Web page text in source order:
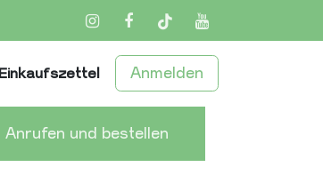
InstagramFacebook
TikTokYouTube
Einkaufszettel Anmelden
Anrufen und bestellen